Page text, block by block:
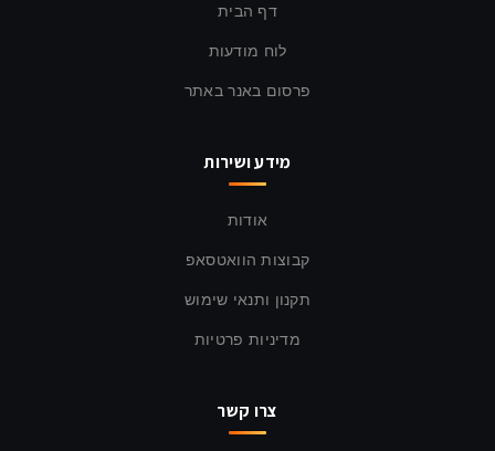
דף הבית
לוח מודעות
פרסום באנר באתר
מידע ושירות
אודות
קבוצות הוואטסאפ
תקנון ותנאי שימוש
מדיניות פרטיות
צרו קשר